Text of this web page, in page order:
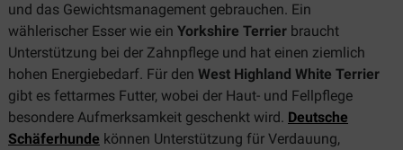
und das Gewichtsmanagement gebrauchen. Ein
wählerischer Esser wie ein Yorkshire Terrier braucht
Unterstützung bei der Zahnpflege und hat einen ziemlich
hohen Energiebedarf. Für den West Highland White Terrier
gibt es fettarmes Futter, wobei der Haut- und Fellpflege
besondere Aufmerksamkeit geschenkt wird. Deutsche
Schäferhunde können Unterstützung für Verdauung,